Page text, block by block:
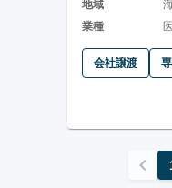
地域
業種
会社譲渡